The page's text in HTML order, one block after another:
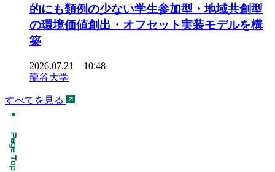
的にも類例の少ない学生参加型・地域共創型
の環境価値創出・オフセット実装モデルを構
築
2026.07.21 10:48
龍谷大学
すべてを見る